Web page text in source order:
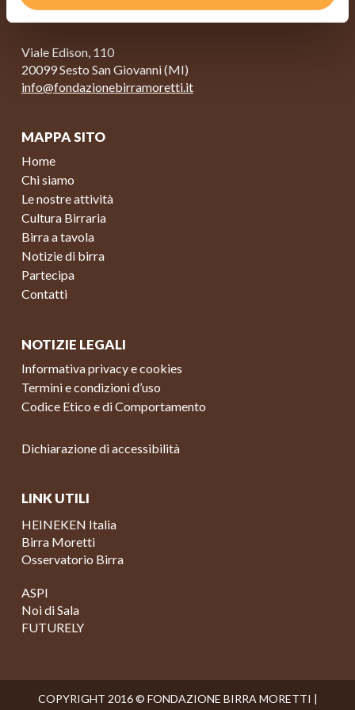
Viale Edison, 110
20099 Sesto San Giovanni (MI)
info@fondazionebirramoretti.it
MAPPA SITO
Home
Chi siamo
Le nostre attività
Cultura Birraria
Birra a tavola
Notizie di birra
Partecipa
Contatti
NOTIZIE LEGALI
Informativa privacy e cookies
Termini e condizioni d’uso
Codice Etico e di Comportamento
Dichiarazione di accessibilità
LINK UTILI
HEINEKEN Italia
Birra Moretti
Osservatorio Birra
ASPI
Noi di Sala
FUTURELY
COPYRIGHT 2016 © FONDAZIONE BIRRA MORETTI |